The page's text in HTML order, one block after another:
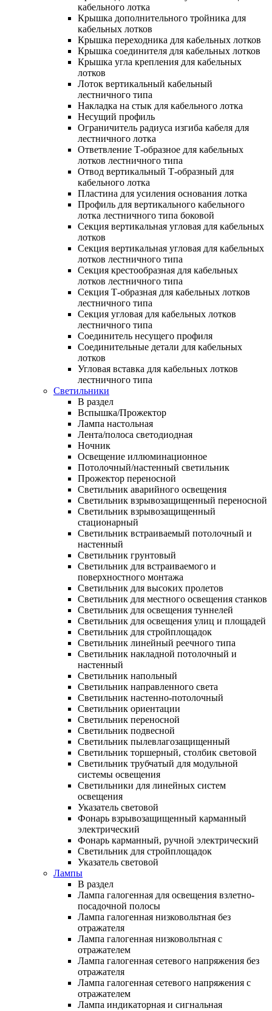
кабельного лотка
Крышка дополнительного тройника для
кабельных лотков
Крышка переходника для кабельных лотков
Крышка соединителя для кабельных лотков
Крышка угла крепления для кабельных
лотков
Лоток вертикальный кабельный
лестничного типа
Накладка на стык для кабельного лотка
Несущий профиль
Ограничитель радиуса изгиба кабеля для
лестничного лотка
Ответвление Т-образное для кабельных
лотков лестничного типа
Отвод вертикальный Т-образный для
кабельного лотка
Пластина для усиления основания лотка
Профиль для вертикального кабельного
лотка лестничного типа боковой
Секция вертикальная угловая для кабельных
лотков
Секция вертикальная угловая для кабельных
лотков лестничного типа
Секция крестообразная для кабельных
лотков лестничного типа
Секция Т-образная для кабельных лотков
лестничного типа
Секция угловая для кабельных лотков
лестничного типа
Соединитель несущего профиля
Соединительные детали для кабельных
лотков
Угловая вставка для кабельных лотков
лестничного типа
Светильники
В раздел
Вспышка/Прожектор
Лампа настольная
Лента/полоса светодиодная
Ночник
Освещение иллюминационное
Потолочный/настенный светильник
Прожектор переносной
Светильник аварийного освещения
Светильник взрывозащищенный переносной
Светильник взрывозащищенный
стационарный
Светильник встраиваемый потолочный и
настенный
Светильник грунтовый
Светильник для встраиваемого и
поверхностного монтажа
Светильник для высоких пролетов
Светильник для местного освещения станков
Светильник для освещения туннелей
Светильник для освещения улиц и площадей
Светильник для стройплощадок
Светильник линейный реечного типа
Светильник накладной потолочный и
настенный
Светильник напольный
Светильник направленного света
Светильник настенно-потолочный
Светильник ориентации
Светильник переносной
Светильник подвесной
Светильник пылевлагозащищенный
Светильник торшерный, столбик световой
Светильник трубчатый для модульной
системы освещения
Светильники для линейных систем
освещения
Указатель световой
Фонарь взрывозащищенный карманный
электрический
Фонарь карманный, ручной электрический
Светильник для стройплощадок
Указатель световой
Лампы
В раздел
Лампа галогенная для освещения взлетно-
посадочной полосы
Лампа галогенная низковольтная без
отражателя
Лампа галогенная низковольтная с
отражателем
Лампа галогенная сетевого напряжения без
отражателя
Лампа галогенная сетевого напряжения с
отражателем
Лампа индикаторная и сигнальная